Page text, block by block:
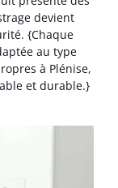
devient
{Chaque
au type
à Plénise,
et durable.}